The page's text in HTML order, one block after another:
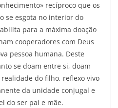
recíproco que os
se esgota no interior do
para a máxima doação
cooperadores com Deus
pessoa humana. Deste
se doam entre si, doam
do filho, reflexo vivo
da unidade conjugal e
do ser pai e mãe.